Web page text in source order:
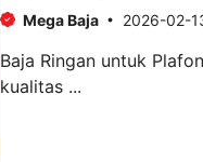
Mega Baja 2026-02-
Baja Ringan untuk
kualitas ...